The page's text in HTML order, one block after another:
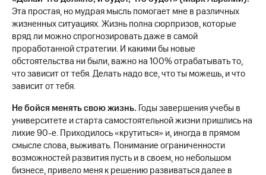
Информация
акционерам
Документы
ПАО
"МТС"
Собрания
акционеров
Личный
кабинет
акционера
Акционерный
капитал
Контроль
и
аудит
Эта простая, но мудрая мысль помогает мне в различных
жизненных ситуациях. Жизнь полна сюрпризов, которые
вряд ли можно спрогнозировать даже в самой
проработанной стратегии. И какими бы новые
обстоятельства ни были, важно на 100% отрабатывать то,
что зависит от тебя. Делать надо все, что ты можешь, и что
зависит от тебя.
Не бойся менять свою жизнь. Годы завершения учебы в
университете и старта самостоятельной жизни пришлись на
лихие 90-е. Приходилось «крутиться» и, иногда в прямом
смысле слова, выживать. Понимание ограниченности
возможностей развития пусть и в своем, но небольшом
бизнесе, привело меня к решению развиваться далее в